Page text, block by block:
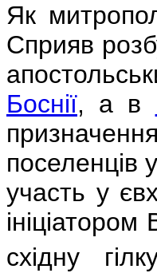
Як
Сприяв
Боснії, а в
поселенців у
участь у
ініціатором
східну